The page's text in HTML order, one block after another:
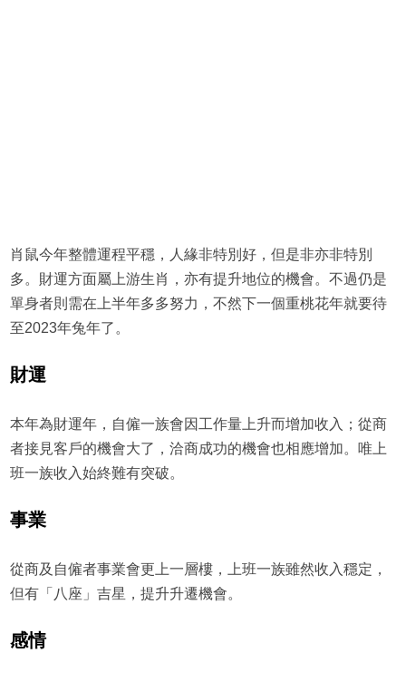
肖鼠今年整體運程平穩，人緣非特別好，但是非亦非特別
多。財運方面屬上游生肖，亦有提升地位的機會。不過仍是
單身者則需在上半年多多努力，不然下一個重桃花年就要待
至2023年兔年了。
財運
本年為財運年，自僱一族會因工作量上升而增加收入；從商
者接見客戶的機會大了，洽商成功的機會也相應增加。唯上
班一族收入始終難有突破。
事業
從商及自僱者事業會更上一層樓，上班一族雖然收入穩定，
但有「八座」吉星，提升升遷機會。
感情